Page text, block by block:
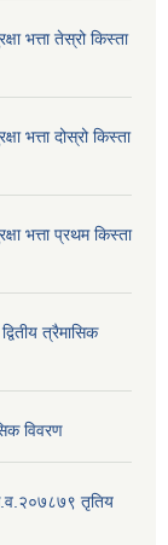
भत्ता तेस्रो किस्ता
भत्ता दोस्रो किस्ता
भत्ता प्रथम किस्ता
त्रैमासिक
विवरण
तृतिय